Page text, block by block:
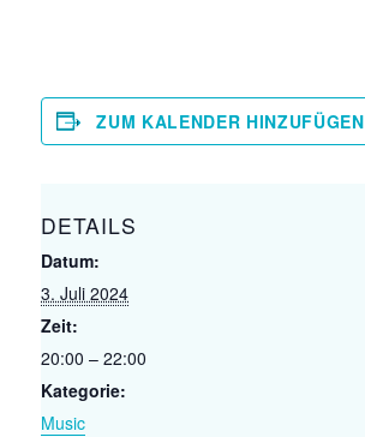
ZUM KALENDER HINZUFÜGEN
DETAILS
Datum:
3. Juli 2024
Zeit:
20:00 – 22:00
Kategorie:
Music